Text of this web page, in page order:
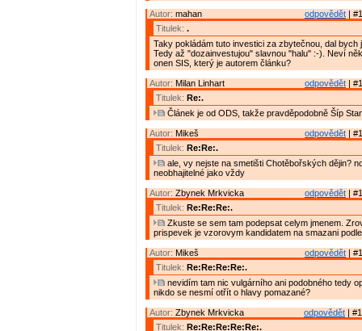
odpovědět |
Autor: mahan
Titulek: .
Taky pokládám tuto investici za zbytečnou, dal bych
Tedy až "dozainvestujou" slavnou "halu" :-). Neví
onen SIS, který je autorem článku?
odpovědět |
Autor: Milan Linhart
Titulek: Re:.
Článek je od ODS, takže pravděpodobně Šíp
odpovědět |
Autor: Mikeš
Titulek: Re:Re:.
ale, vy nejste na smetišti Chotěbořských dějin?
neobhajitelné jako vždy
odpovědět |
Autor: Zbynek Mrkvicka
Titulek: Re:Re:Re:.
Zkuste se sem tam podepsat celym jmenem.
prispevek je vzorovym kandidatem na smazani
odpovědět |
Autor: Mikeš
Titulek: Re:Re:Re:Re:.
nevidím tam nic vulgárního ani podobného tedy
nikdo se nesmí otřít o hlavy pomazané?
odpovědět |
Autor: Zbynek Mrkvicka
Titulek: Re:Re:Re:Re:Re:.